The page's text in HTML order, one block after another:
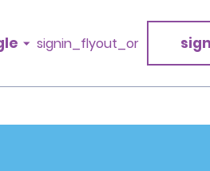
signin_flyout_or